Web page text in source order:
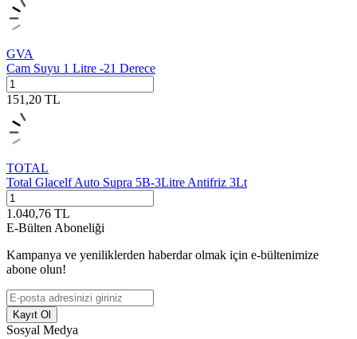
GVA
Cam Suyu 1 Litre -21 Derece
151,20 TL
TOTAL
Total Glacelf Auto Supra 5B-3Litre Antifriz 3Lt
1.040,76 TL
E-Bülten Aboneliği
Kampanya ve yeniliklerden haberdar olmak için e-bültenimize
abone olun!
Kayıt Ol
Sosyal Medya